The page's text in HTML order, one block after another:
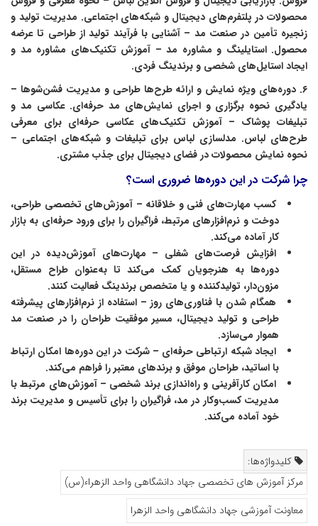
محصولات در پلتفرم‌های دیجیتال و شبکه‌های اجتماعی. مدیریت تولید و
زنجیره تأمین در صنعت مد – آشنایی با فرآیند تولید از طراحی تا عرضه
محصول. استایلینگ و مشاوره مد – آموزش تکنیک‌های مشاوره مد و
ایجاد استایل‌های شخصی و برندینگ فردی.
۶. دوره‌های ویژه نمایش و ارائه طرح‌ها طراحی و مدیریت فشن‌شوها –
یادگیری نحوه برگزاری و اجرای نمایش‌های مد حرفه‌ای. عکاسی مد و
تبلیغات پوشاک – آموزش تکنیک‌های عکاسی حرفه‌ای برای معرفی
طرح‌های لباس. مدلسازی لباس برای تبلیغات و شبکه‌های اجتماعی –
نحوه نمایش محصولات در فضای دیجیتال برای جذب مشتری.
چرا شرکت در این دوره‌ها ضروری است؟
کسب مهارت‌های فنی و خلاقانه – آموزش‌های تخصصی طراحی،
دوخت و نرم‌افزارهای مرتبط، فراگیران را برای ورود حرفه‌ای به بازار
کار آماده می‌کند.
افزایش فرصت‌های شغلی – مهارت‌های آموزش‌دیده در این
دوره‌ها به هنرجویان کمک می‌کند تا به‌عنوان طراح مستقل،
مزون‌دار، تولیدکننده و یا متخصص برندینگ فعالیت کنند.
همگام شدن با فناوری‌های روز – استفاده از نرم‌افزارهای پیشرفته
طراحی و تولید دیجیتال، مسیر موفقیت طراحان را در صنعت مد
هموار می‌سازد.
ایجاد شبکه ارتباطی حرفه‌ای – شرکت در این دوره‌ها امکان ارتباط
با اساتید، طراحان موفق و برندهای معتبر را فراهم می‌کند.
امکان کارآفرینی و راه‌اندازی برند شخصی – آموزش‌های مرتبط با
مدیریت کسب‌وکار در مد، فراگیران را برای تأسیس و مدیریت برند
خود آماده می‌کند.
کلیدواژه‌ها:
مرکز آموزش های تخصصی جهاد دانشگاهی واحد الزهراء(س)
معاونت آموزشی جهاد دانشگاهی واحد الزهرا